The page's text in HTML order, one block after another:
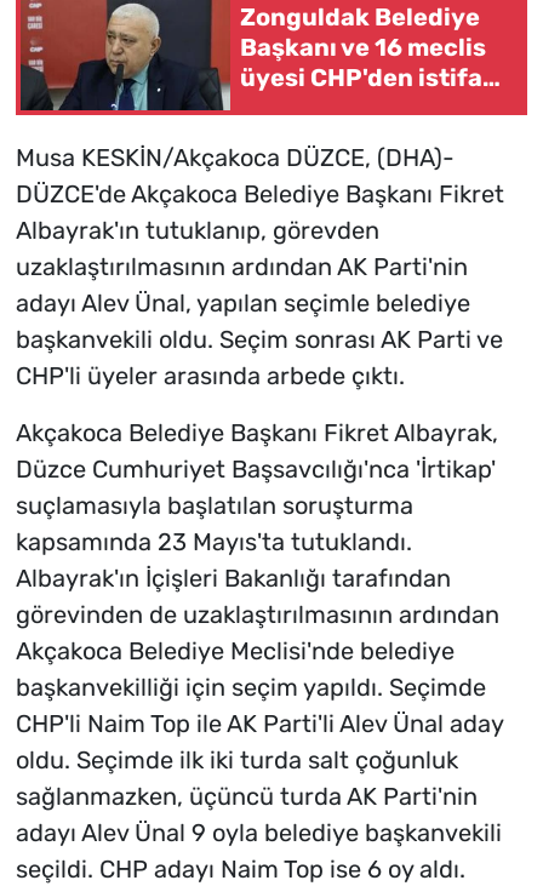
Zonguldak Belediye
Başkanı ve 16 meclis
üyesi CHP'den istifa
etti
Musa KESKİN/Akçakoca DÜZCE, (DHA)-
DÜZCE'de Akçakoca Belediye Başkanı Fikret
Albayrak'ın tutuklanıp, görevden
uzaklaştırılmasının ardından AK Parti'nin
adayı Alev Ünal, yapılan seçimle belediye
başkanvekili oldu. Seçim sonrası AK Parti ve
CHP'li üyeler arasında arbede çıktı.
Akçakoca Belediye Başkanı Fikret Albayrak,
Düzce Cumhuriyet Başsavcılığı'nca 'İrtikap'
suçlamasıyla başlatılan soruşturma
kapsamında 23 Mayıs'ta tutuklandı.
Albayrak'ın İçişleri Bakanlığı tarafından
görevinden de uzaklaştırılmasının ardından
Akçakoca Belediye Meclisi'nde belediye
başkanvekilliği için seçim yapıldı. Seçimde
CHP'li Naim Top ile AK Parti'li Alev Ünal aday
oldu. Seçimde ilk iki turda salt çoğunluk
sağlanmazken, üçüncü turda AK Parti'nin
adayı Alev Ünal 9 oyla belediye başkanvekili
seçildi. CHP adayı Naim Top ise 6 oy aldı.